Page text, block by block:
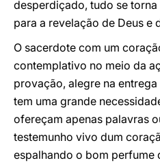
desperdiçado, tudo se
para a revelação de Deus e
O sacerdote com um
contemplativo no meio da
provação, alegre na
tem uma grande
ofereçam apenas palavras
testemunho vivo dum
espalhando o bom perfume